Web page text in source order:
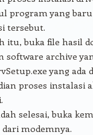
program yang
tersebut.
itu, buka file hasil
software archive
yang ada
proses instalasi
selesai, buka
modemnya.